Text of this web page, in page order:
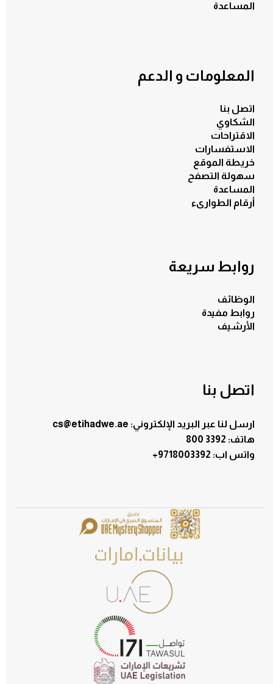
المساعدة
المعلومات و الدعم
اتصل بنا
الشكاوي
الاقتراحات
الاستفسارات
خريطة الموقع
سهولة التصفح
المساعدة
أرقام الطوارىء
روابط سريعة
الوظائف
روابط مفيدة
الأرشيف
اتصل بنا
ارسل لنا عبر البريد الإلكتروني: cs@etihadwe.ae
هاتف: 3392 800
+9718003392 :واتس اب